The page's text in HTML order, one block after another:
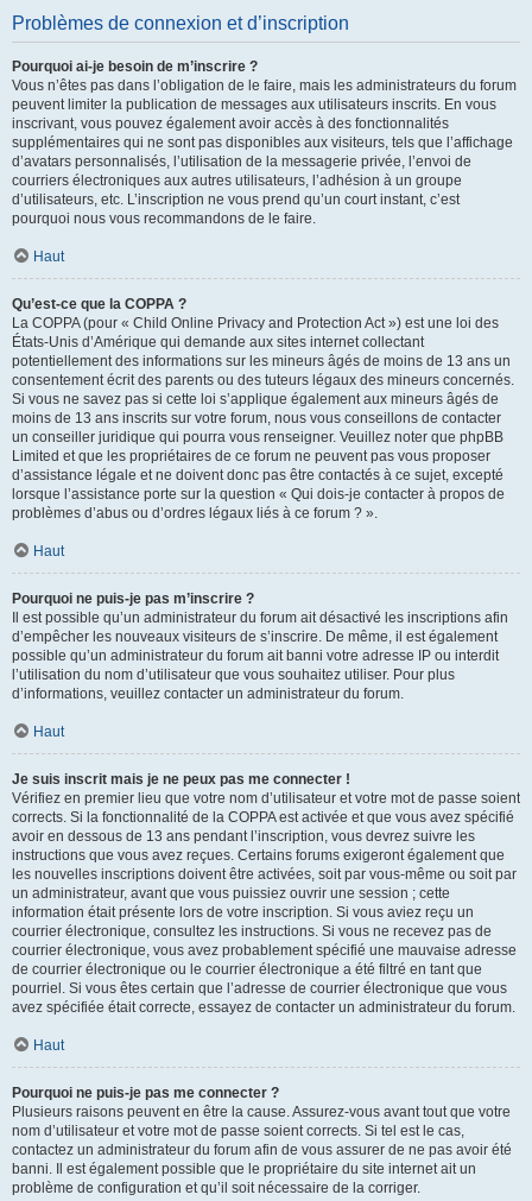
Problèmes de connexion et d’inscription
Pourquoi ai-je besoin de m’inscrire ?
Vous n’êtes pas dans l’obligation de le faire, mais les administrateurs du forum
peuvent limiter la publication de messages aux utilisateurs inscrits. En vous
inscrivant, vous pouvez également avoir accès à des fonctionnalités
supplémentaires qui ne sont pas disponibles aux visiteurs, tels que l’affichage
d’avatars personnalisés, l’utilisation de la messagerie privée, l’envoi de
courriers électroniques aux autres utilisateurs, l’adhésion à un groupe
d’utilisateurs, etc. L’inscription ne vous prend qu’un court instant, c’est
pourquoi nous vous recommandons de le faire.
Haut
Qu’est-ce que la COPPA ?
La COPPA (pour « Child Online Privacy and Protection Act ») est une loi des
États-Unis d’Amérique qui demande aux sites internet collectant
potentiellement des informations sur les mineurs âgés de moins de 13 ans un
consentement écrit des parents ou des tuteurs légaux des mineurs concernés.
Si vous ne savez pas si cette loi s’applique également aux mineurs âgés de
moins de 13 ans inscrits sur votre forum, nous vous conseillons de contacter
un conseiller juridique qui pourra vous renseigner. Veuillez noter que phpBB
Limited et que les propriétaires de ce forum ne peuvent pas vous proposer
d’assistance légale et ne doivent donc pas être contactés à ce sujet, excepté
lorsque l’assistance porte sur la question « Qui dois-je contacter à propos de
problèmes d’abus ou d’ordres légaux liés à ce forum ? ».
Haut
Pourquoi ne puis-je pas m’inscrire ?
Il est possible qu’un administrateur du forum ait désactivé les inscriptions afin
d’empêcher les nouveaux visiteurs de s’inscrire. De même, il est également
possible qu’un administrateur du forum ait banni votre adresse IP ou interdit
l’utilisation du nom d’utilisateur que vous souhaitez utiliser. Pour plus
d’informations, veuillez contacter un administrateur du forum.
Haut
Je suis inscrit mais je ne peux pas me connecter !
Vérifiez en premier lieu que votre nom d’utilisateur et votre mot de passe soient
corrects. Si la fonctionnalité de la COPPA est activée et que vous avez spécifié
avoir en dessous de 13 ans pendant l’inscription, vous devrez suivre les
instructions que vous avez reçues. Certains forums exigeront également que
les nouvelles inscriptions doivent être activées, soit par vous-même ou soit par
un administrateur, avant que vous puissiez ouvrir une session ; cette
information était présente lors de votre inscription. Si vous aviez reçu un
courrier électronique, consultez les instructions. Si vous ne recevez pas de
courrier électronique, vous avez probablement spécifié une mauvaise adresse
de courrier électronique ou le courrier électronique a été filtré en tant que
pourriel. Si vous êtes certain que l’adresse de courrier électronique que vous
avez spécifiée était correcte, essayez de contacter un administrateur du forum.
Haut
Pourquoi ne puis-je pas me connecter ?
Plusieurs raisons peuvent en être la cause. Assurez-vous avant tout que votre
nom d’utilisateur et votre mot de passe soient corrects. Si tel est le cas,
contactez un administrateur du forum afin de vous assurer de ne pas avoir été
banni. Il est également possible que le propriétaire du site internet ait un
problème de configuration et qu’il soit nécessaire de la corriger.